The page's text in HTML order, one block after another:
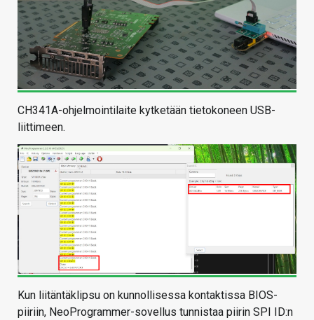
CH341A-ohjelmointilaite kytketään tietokoneen USB-
liittimeen.
Kun liitäntäklipsu on kunnollisessa kontaktissa BIOS-
piiriin, NeoProgrammer-sovellus tunnistaa piirin SPI ID:n